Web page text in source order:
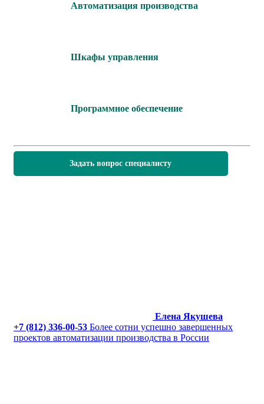
Автоматизация производства
Шкафы управления
Программное обеспечение
Задать вопрос специалисту
Елена Якушева
+7 (812) 336-00-53 Более сотни успешно завершенных
проектов автоматизации производства в России